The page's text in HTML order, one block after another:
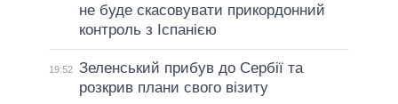
не буде скасовувати прикордонний
контроль з Іспанією
19:52 Зеленський прибув до Сербії та
розкрив плани свого візиту